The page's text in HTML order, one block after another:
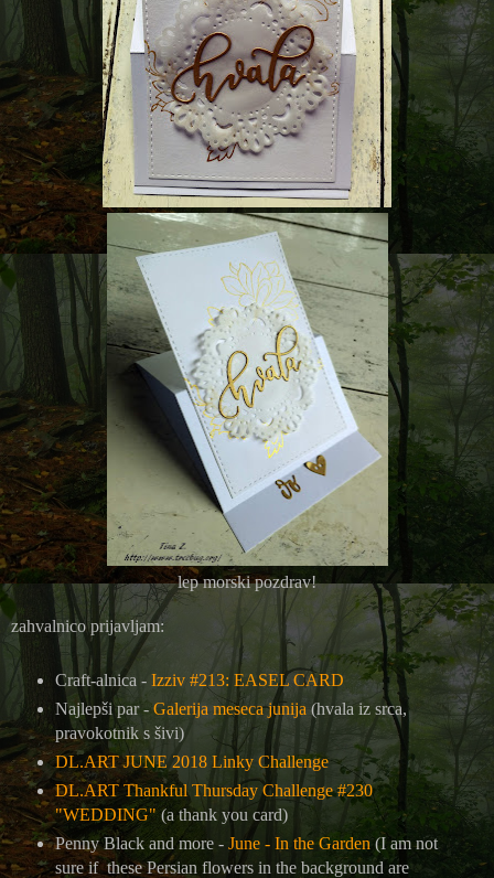
lep morski pozdrav!
zahvalnico prijavljam:
Craft-alnica - Izziv #213: EASEL CARD
Najlepši par - Galerija meseca junija (hvala iz srca,
pravokotnik s šivi)
DL.ART JUNE 2018 Linky Challenge
DL.ART Thankful Thursday Challenge #230
"WEDDING" (a thank you card)
Penny Black and more - June - In the Garden(I am not
sure if these Persian flowers in the background are